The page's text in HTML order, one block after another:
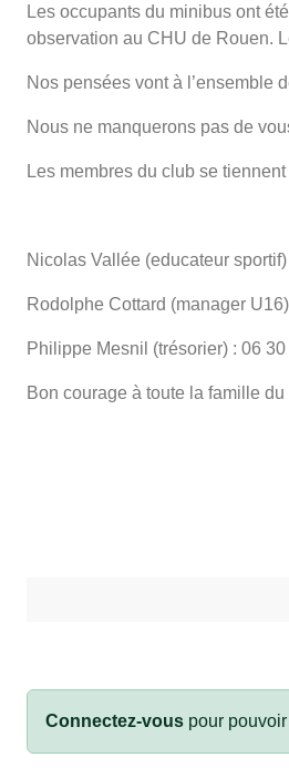
Les occupants du minibus ont
observation au CHU de Rouen.
Nos pensées vont à l’ensemble
Nous ne manquerons pas de
Les membres du club se
Nicolas Vallée (educateur
Rodolphe Cottard (manager
Philippe Mesnil (trésorier) : 06
Bon courage à toute la famille
Connectez-vous pour